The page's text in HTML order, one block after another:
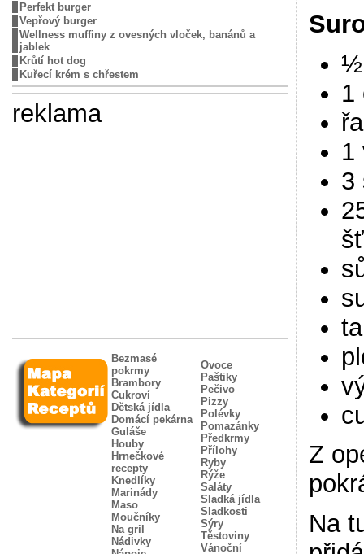
Perfekt burger
Vepřový burger
Wellness muffiny z ovesných vloček, banánů a
jablek
Krůtí hot dog
Kuřecí krém s chřestem
reklama
Bezmasé
pokrmy
Brambory
Cukroví
Dětská jídla
Domácí pekárna
Guláše
Houby
Hrnečkové
recepty
Knedlíky
Marinády
Maso
Moučníky
Na gril
Nádivky
Ovoce
Paštiky
Pečivo
Pizzy
Polévky
Pomazánky
Předkrmy
Přílohy
Ryby
Rýže
Saláty
Sladká jídla
Sladkosti
Sýry
Těstoviny
Vánoční
½
1
1
3
Z
Na